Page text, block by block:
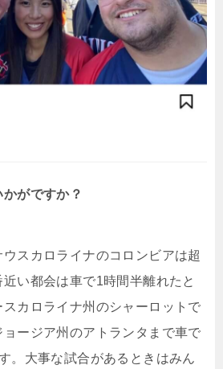
がですか？
スカロライナのコロンビアは超
い都会は車で1時間半離れたと
スカロライナ州のシャーロットで
ョージア州のアトランタまで車で
。大事な試合があるときはみん